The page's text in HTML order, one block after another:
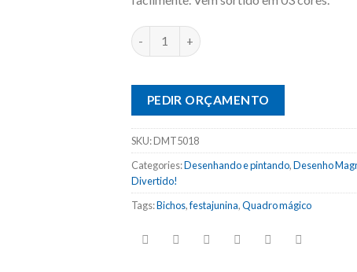
PEDIR ORÇAMENTO
SKU:DMT5018
Categories:Desenhando e pintando,Desenho
Divertido!
Tags:Bichos,festajunina,Quadro mágico